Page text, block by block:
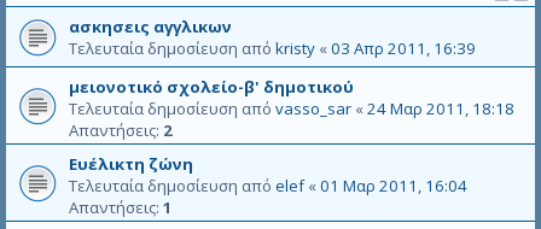
ασκησεις αγγλικων
Τελευταία δημοσίευση από kristy «03 Απρ 2011, 16:39
μειονοτικό σχολείο-β' δημοτικού
Τελευταία δημοσίευση από vasso_sar «24 Μαρ 2011, 18:18
Απαντήσεις: 2
Ευέλικτη ζώνη
Τελευταία δημοσίευση από elef«01 Μαρ 2011, 16:04
Απαντήσεις: 1